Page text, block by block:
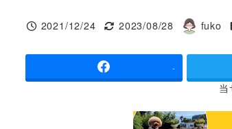
投稿日
2021/12/24
更新日
2023/08/28
著
fuko
-
当